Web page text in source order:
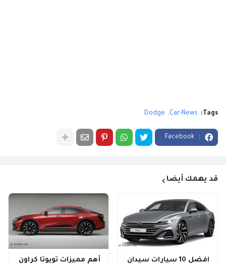
Tags:
Car-News
Dodge
Facebook
قد يهمك أيضا
افضل 10 سيارات سيدان
أهم مميزات تويوتا كراون